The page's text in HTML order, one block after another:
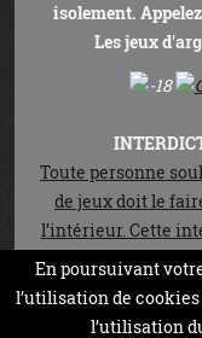
isolement.
Les jeux
Toute personne
de jeux doit le
l’intérieur. Cette
les cercles de jeux
en vertu de la
prononcée pour
En poursuivant
l’utilisation de
l’utilisation